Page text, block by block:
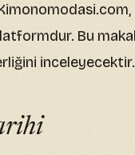
Bu
inceleyecektir.